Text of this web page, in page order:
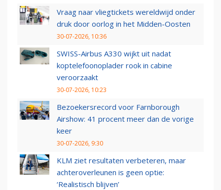
Vraag naar vliegtickets wereldwijd onder
druk door oorlog in het Midden-Oosten
30-07-2026, 10:36
SWISS-Airbus A330 wijkt uit nadat
koptelefoonoplader rook in cabine
veroorzaakt
30-07-2026, 10:23
Bezoekersrecord voor Farnborough
Airshow: 41 procent meer dan de vorige
keer
30-07-2026, 9:30
KLM ziet resultaten verbeteren, maar
achteroverleunen is geen optie:
‘Realistisch blijven’